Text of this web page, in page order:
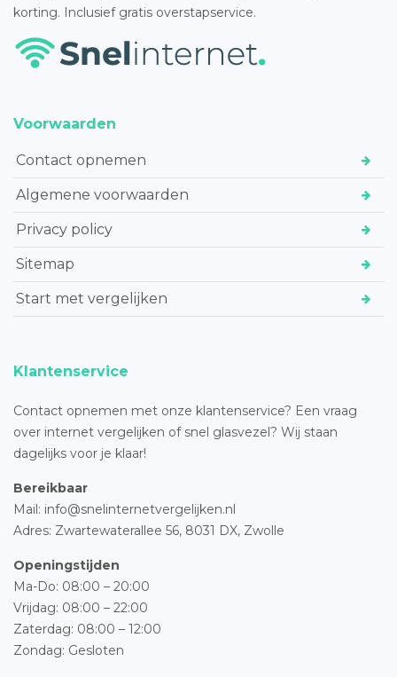
korting. Inclusief gratis overstapservice.
Voorwaarden
Contact opnemen
Algemene voorwaarden
Privacy policy
Sitemap
Start met vergelijken
Klantenservice
Contact opnemen met onze klantenservice? Een vraag
over internet vergelijken of snel glasvezel? Wij staan
dagelijks voor je klaar!
Bereikbaar
Mail: info@snelinternetvergelijken.nl
Adres: Zwartewaterallee 56, 8031 DX, Zwolle
Openingstijden
Ma-Do: 08:00 – 20:00
Vrijdag: 08:00 – 22:00
Zaterdag: 08:00 – 12:00
Zondag: Gesloten